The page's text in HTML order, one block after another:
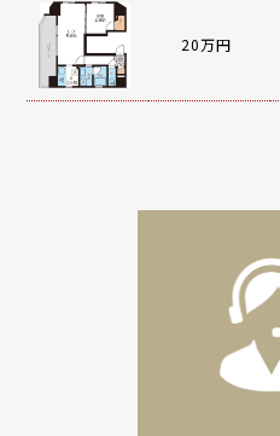
20万円